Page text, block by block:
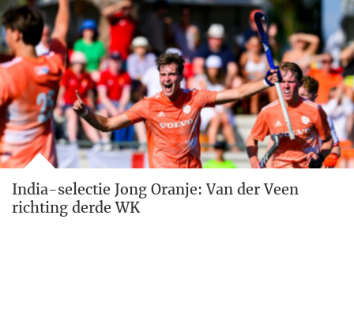
India-selectie Jong Oranje: Van der Veen
richting derde WK